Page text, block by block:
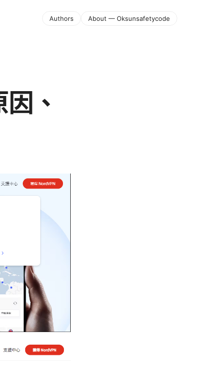
Authors About — Oksunsafetycode
、